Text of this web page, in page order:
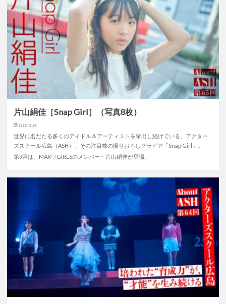
片山絹佳［Snap Girl］（写真8枚）
2024.12.23
世界に名だたる多くのアイドル＆アーティストを輩出し続けている、アクター
ズスクール広島（ASH）。その注目株の撮りおろしグラビア「Snap Girl」。
第9弾は、MAX♡GIRLSのメンバー・片山絹佳が登場。